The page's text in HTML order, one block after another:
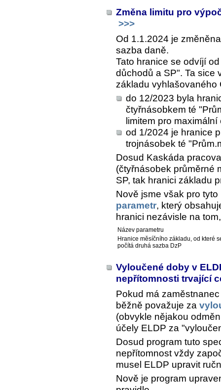
Změna limitu pro
>>>
Od 1.1.2024 je
sazba daně.
Tato hranice se odvíjí
důchodů a SP". Ta sice
základu vyhlašovaného
do 12/2023 byla
čtyřnásobkem té
limitem pro maximální
od 1/2024 je hranice
trojnásobek té
Dosud Kaskáda
(čtyřnásobek průměrné
SP, tak hranici základu
Nově jsme však pro
parametr, který
hranici nezávisle na
Název parametru
Hranice měsíčního základu, od které
počítá druhá sazba DzP
Vyloučené doby v
nepřítomnosti trvající
Pokud má
běžně považuje za
(obvykle nějakou
účely ELDP za
Dosud program tuto
nepřítomnost vždy
musel ELDP upravit
Nově je program